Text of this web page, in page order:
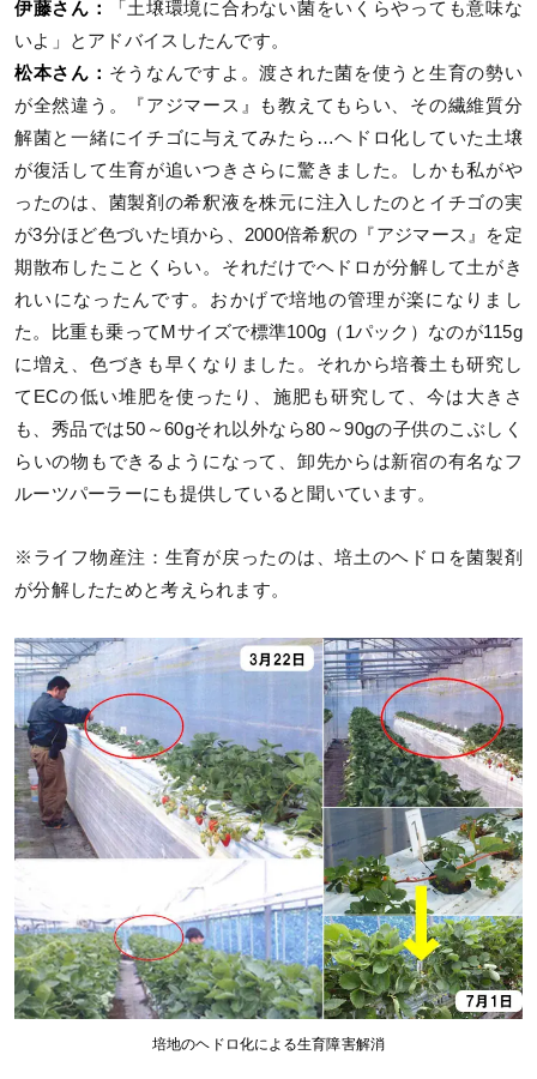
伊藤さん：
「土壌環境に合わない菌をいくらやっても意味な
いよ」とアドバイスしたんです。
松本さん： そうなんですよ。渡された菌を使うと生育の勢い
が全然違う。『アジマース』も教えてもらい、その繊維質分
解菌と一緒にイチゴに与えてみたら…ヘドロ化していた土壌
が復活して生育が追いつきさらに驚きました。しかも私がや
ったのは、菌製剤の希釈液を株元に注入したのとイチゴの実
が3分ほど色づいた頃から、2000倍希釈の『アジマース』を定
期散布したことくらい。それだけでヘドロが分解して土がき
れいになったんです。おかげで培地の管理が楽になりまし
た。比重も乗ってMサイズで標準100g（1パック）なのが115g
に増え、色づきも早くなりました。それから培養土も研究し
てECの低い堆肥を使ったり、施肥も研究して、今は大きさ
も、秀品では50～60gそれ以外なら80～90gの子供のこぶしく
らいの物もできるようになって、卸先からは新宿の有名なフ
ルーツパーラーにも提供していると聞いています。
※ライフ物産注：生育が戻ったのは、培土のヘドロを菌製剤
が分解したためと考えられます。
培地のヘドロ化による生育障害解消